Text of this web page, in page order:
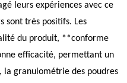
leurs expériences avec ce
sont très positifs. Les
du produit, **conforme
efficacité, permettant un
la granulométrie des poudres